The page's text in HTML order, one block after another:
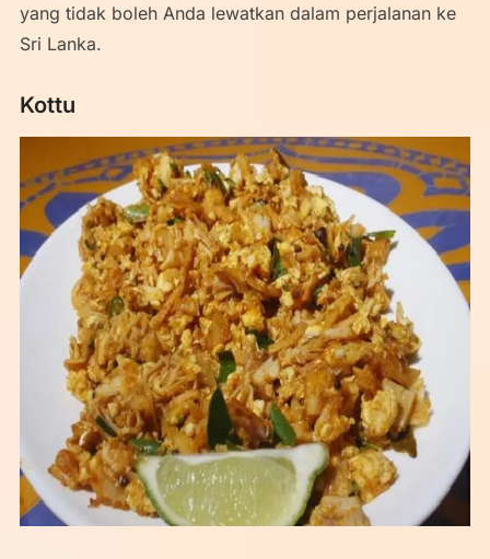
yang tidak boleh Anda lewatkan dalam perjalanan ke
Sri Lanka.
Kottu